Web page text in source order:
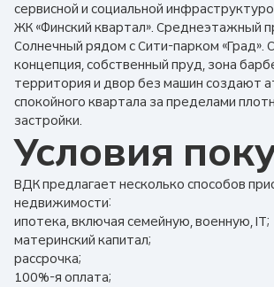
сервисной и социальной
ЖК «Финский квартал». Среднеэтажный
Солнечный рядом с Сити-парком «Град».
концепция, собственный пруд, зона
территория и двор без машин создают
спокойного квартала за пределами
застройки.
Условия
ВДК предлагает несколько способов
недвижимости:
ипотека, включая семейную, военную, IT;
материнский капитал;
рассрочка;
100%-я оплата;